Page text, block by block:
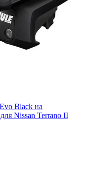
Black на
Nissan Terrano II